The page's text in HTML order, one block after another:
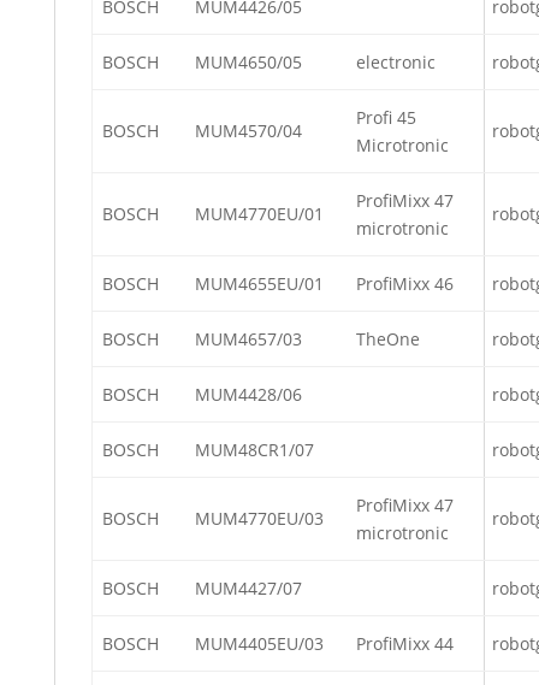
BOSCH MUM4426/05
BOSCH MUM4650/05 electronic
BOSCH MUM4570/04
Profi 45
Microtronic
BOSCH MUM4770EU/01
ProfiMixx 47
microtronic
BOSCH MUM4655EU/01 ProfiMixx 46
BOSCH MUM4657/03 TheOne
BOSCH MUM4428/06
BOSCH MUM48CR1/07
BOSCH MUM4770EU/03
ProfiMixx 47
microtronic
BOSCH MUM4427/07
BOSCH MUM4405EU/03 ProfiMixx 44